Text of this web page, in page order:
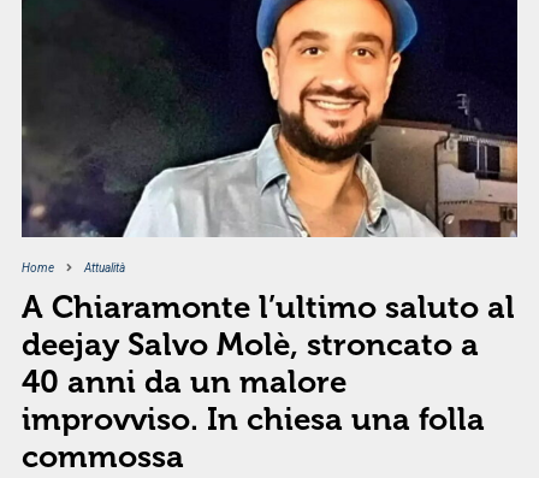
Home Attualità
A Chiaramonte l’ultimo saluto al
deejay Salvo Molè, stroncato a
40 anni da un malore
improvviso. In chiesa una folla
commossa